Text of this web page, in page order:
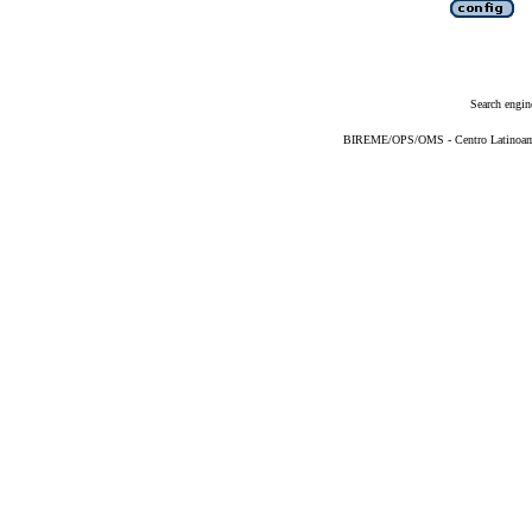
Search
BIREME/OPS/OMS - Centro